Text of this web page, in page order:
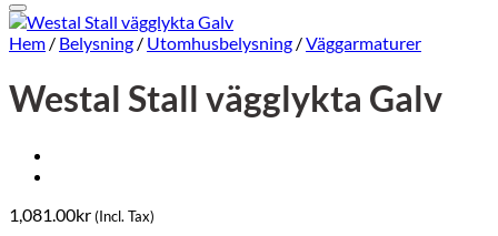
Hem / Belysning / Utomhusbelysning /Väggarmaturer
Westal Stall vägglykta Galv
1,081.00kr(Incl. Tax)